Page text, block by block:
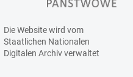
Die Website wird vom
Staatlichen Nationalen
Digitalen Archivverwaltet